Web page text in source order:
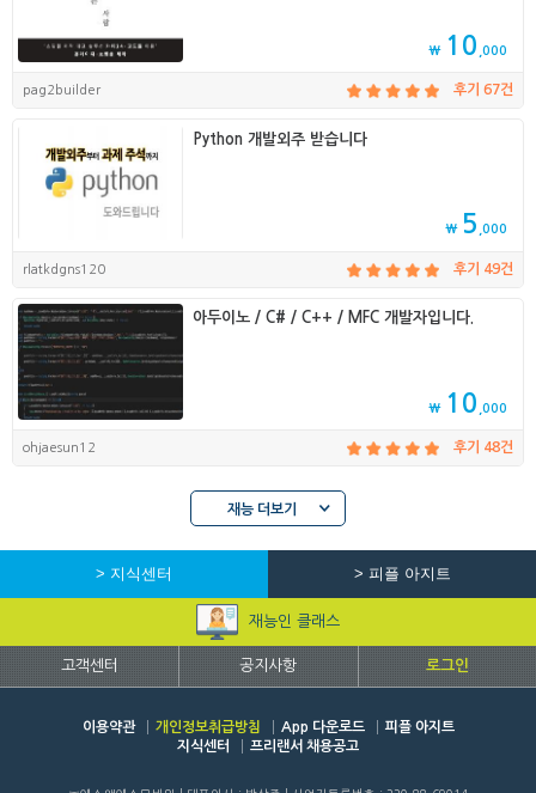
₩ 10 ,000
pag2builder 후기 67건
Python 개발외주 받습니다
₩ 5 ,000
rlatkdgns120 후기 49건
아두이노 / C# / C++ / MFC 개발자입니다.
₩ 10 ,000
ohjaesun12 후기 48건
재능 더보기
> 지식센터 > 피플 아지트
재능인 클래스
고객센터 공지사항 로그인
이용약관 개인정보취급방침 App 다운로드
피플 아지트
지식센터
프리랜서 채용공고